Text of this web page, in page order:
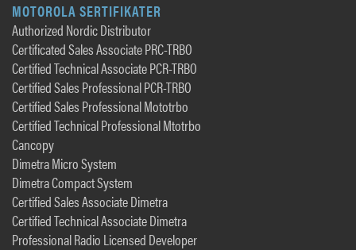
MOTOROLA SERTIFIKATER
Authorized Nordic Distributor
Certificated Sales Associate PRC-TRBO
Certified Technical Associate PCR-TRBO
Certified Sales Professional PCR-TRBO
Certified Sales Professional Mototrbo
Certified Technical Professional Mtotrbo
Cancopy
Dimetra Micro System
Dimetra Compact System
Certified Sales Associate Dimetra
Certified Technical Associate Dimetra
Professional Radio Licensed Developer